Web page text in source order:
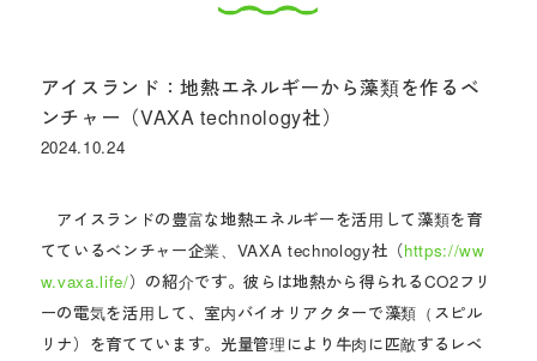
アイスランド：地熱エネルギーから藻類を作るベ
ンチャー（VAXA technology社）
2024.10.24
アイスランドの豊富な地熱エネルギーを活用して藻類を育
てているベンチャー企業、VAXA technology社（https://ww
w.vaxa.life/）の紹介です。彼らは地熱から得られるCO2フリ
ーの電気を活用して、室内バイオリアクターで藻類（スピル
リナ）を育てています。光量管理により牛肉に匹敵するレベ